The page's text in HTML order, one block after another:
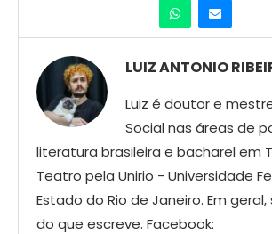
LUIZ ANTONIO
Luiz é doutor e
Social nas áreas de
literatura brasileira e bacharel em
Teatro pela Unirio - Universidade
Estado do Rio de Janeiro. Em
do que escreve. Facebook: